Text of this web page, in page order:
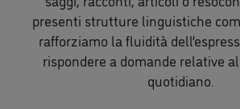
presenti strutture linguistiche
rafforziamo la fluidità
rispondere a domande relative
quotidiano.